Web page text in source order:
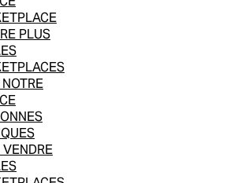
PLUS
VENDRE